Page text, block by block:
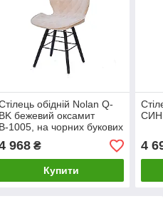
обідній Nolan Q-
BK бежевий оксамит
В-1005, на чорних букових
ніжках
968₴
Купити
4